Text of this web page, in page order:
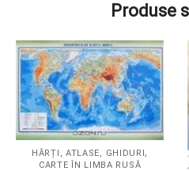
Produse
HĂRȚI, ATLASE, GHIDURI,
CARTE ÎN LIMBA RUSĂ